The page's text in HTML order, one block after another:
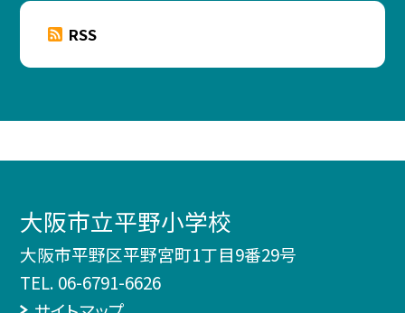
RSS
大阪市立平野小学校
大阪市平野区平野宮町1丁目9番29号
TEL. 06-6791-6626